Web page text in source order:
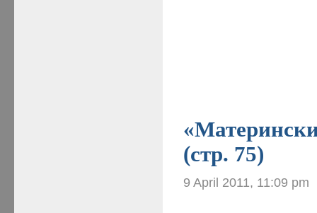
(стр. 75)
9 April 2011, 11:09 pm